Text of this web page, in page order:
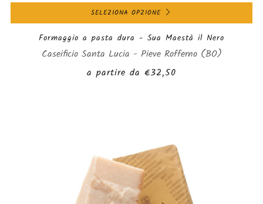
SELEZIONA OPZIONE
Formaggio a pasta dura - Sua Maestà il Nero
Caseificio Santa Lucia - Pieve Rofferno (BO)
a partire da €32,50